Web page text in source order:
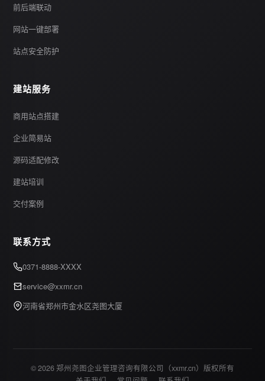
前后端联动
网站一键部署
站点安全防护
建站服务
商用站点搭建
企业简易站
源码适配修改
建站培训
交付案例
联系方式
0371-8888-XXXX
service@xxmr.cn
河南省郑州市金水区尧图大厦
© 2026 郑州尧图企业管理咨询有限公司（xxmr.cn）版权所有